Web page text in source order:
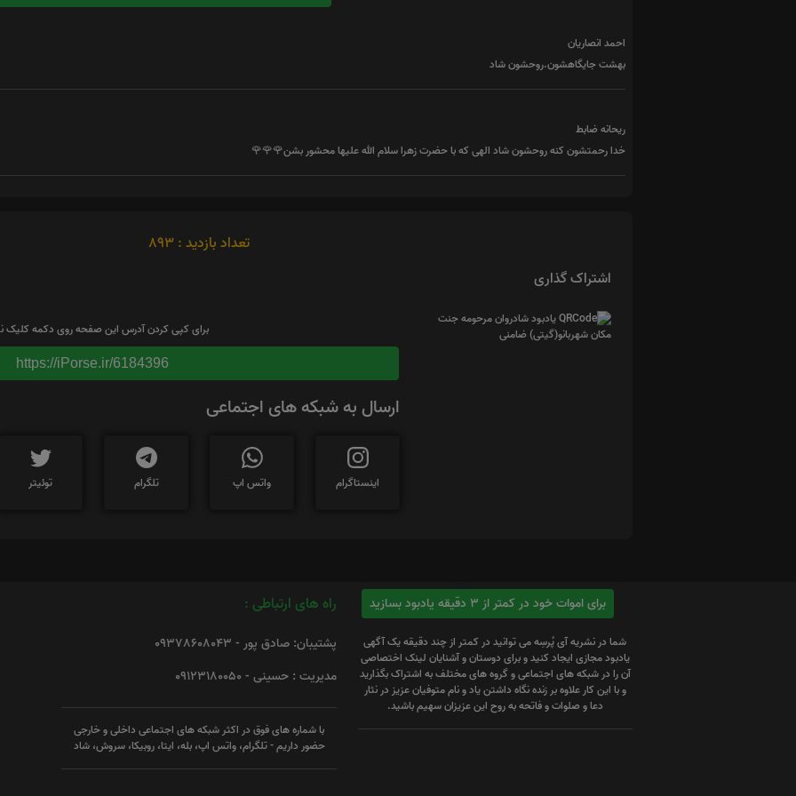
احمد انصاریان
بهشت جایگاهشون.روحشون شاد
ریحانه ضابط
خدا رحمتشون کنه روحشون شاد الهی که با حضرت زهرا سلام الله علیها محشور بشن🌹🌹🌹
تعداد بازدید : 893
اشتراک گذاری
برای کپی کردن آدرس این صفحه روی دکمه کلیک
https://iPorse.ir/6184396
ارسال به شبکه های اجتماعی
اینستاگرام واتس اپ تلگرام توئیتر
برای اموات خود در کمتر از 3 دقیقه یادبود بسازید
شما در نشریه آی پُرسِه می توانید در کمتر از چند دقیقه یک آگهی
یادبود مجازی ایجاد کنید و برای دوستان و آشنایان لینک اختصاصی
آن را در شبکه های اجتماعی و گروه های مختلف به اشتراک بگذارید
و با این کار علاوه بر زنده نگاه داشتن یاد و نام متوفیان عزیز در نثار
دعا و صلوات و فاتحه به روح این عزیزان سهیم باشید.
راه های ارتباطی :
پشتیبان: صادق پور - 09378608043
مدیریت : حسینی - 09123180050
با شماره های فوق در اکثر شبکه های اجتماعی داخلی و خارجی
حضور داریم - تلگرام، واتس اپ، بله، ایتا، روبیکا، سروش، شاد